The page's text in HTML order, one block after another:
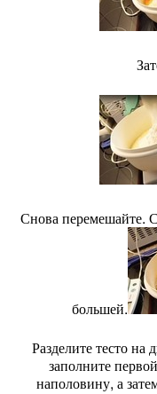
Снова перемешайте.
большей.
Разделите тесто
заполните
наполовину, а